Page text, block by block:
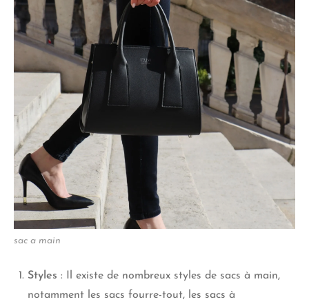
sac a main
Styles : Il existe de nombreux styles de sacs à main,
notamment les sacs fourre-tout, les sacs à